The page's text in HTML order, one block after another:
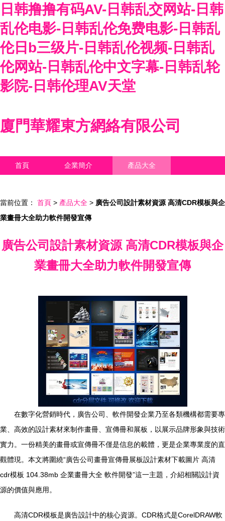
日韩撸撸有码AV-日韩乱交网站-日韩
乱伦电影-日韩乱伦免费电影-日韩乱
伦日b三级片-日韩乱伦视频-日韩乱
伦网站-日韩乱伦中文字幕-日韩乱轮
影院-日韩伦理AV天堂
廈門華耀東方網絡有限公司
首頁 企業簡介 產品大全
當前位置： 首頁 > 產品大全 > 廣告公司設計素材資源 高清CDR模板與企
業畫冊大全助力軟件開發宣傳
廣告公司設計素材資源 高清CDR模板與企
業畫冊大全助力軟件開發宣傳
在數字化營銷時代，廣告公司、軟件開發企業乃至各類機構都需要專
業、高效的設計素材來制作畫冊、宣傳冊和展板，以展示品牌形象與技術
實力。一份精美的畫冊或宣傳冊不僅是信息的載體，更是企業專業度的直
觀體現。本文將圍繞“廣告公司畫冊宣傳冊展板設計素材下載圖片 高清
cdr模板 104.38mb 企業畫冊大全 軟件開發”這一主題，介紹相關設計資
源的價值與應用。
高清CDR模板是廣告設計中的核心資源。CDR格式是CorelDRAW軟